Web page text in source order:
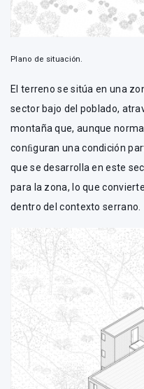
Plano de situación.
El terreno se sitúa en una
sector bajo del poblado,
montaña que, aunque
conﬁguran una condición
que se desarrolla en este
para la zona, lo que
dentro del contexto serrano.